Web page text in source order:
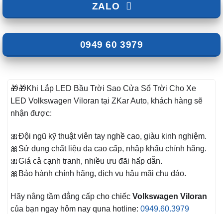
ZALO
0949 60 3979
🎁🎁Khi Lắp LED Bầu Trời Sao Cửa Sổ Trời Cho Xe
LED Volkswagen Viloran tại ZKar Auto, khách hàng sẽ
nhận được:
🎀Đội ngũ kỹ thuật viên tay nghề cao, giàu kinh nghiệm.
🎀Sử dụng chất liệu da cao cấp, nhập khẩu chính hãng.
🎀Giá cả cạnh tranh, nhiều ưu đãi hấp dẫn.
🎀Bảo hành chính hãng, dịch vụ hậu mãi chu đáo.
Hãy nâng tầm đẳng cấp cho chiếc Volkswagen Viloran
của bạn ngay hôm nay quna hotline: 0949.60.3979